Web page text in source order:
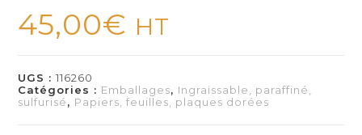
45,00€ HT
UGS :116260
Catégories : Emballages, Ingraissable, paraffiné,
sulfurisé, Papiers, feuilles, plaques dorées